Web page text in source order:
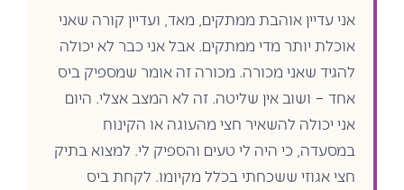
אני עדיין אוהבת ממתקים, מאד, ועדיין קורה שאני
אוכלת יותר מדי ממתקים. אבל אני כבר לא יכולה
להגיד שאני מכורה. מכורה זה אומר שמספיק ביס
אחד – ושוב אין שליטה. זה לא המצב אצלי. היום
אני יכולה להשאיר חצי מהעוגה או הקינוח
במסעדה, כי היה לי טעים והספיק לי. למצוא בתיק
חצי אגוזי ששכחתי בכלל מקיומו. לקחת ביס